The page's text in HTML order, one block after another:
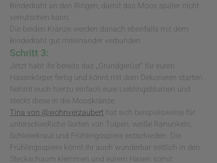
Bindedraht an den Ringen, damit das Moos später nicht
verrutschen kann.
Die beiden Kränze werden danach ebenfalls mit dem
Bindedraht gut miteinander verbunden.
Schritt 3:
Jetzt habt ihr bereits das „Grundgerüst“ für euren
Hasenkörper fertig und könnt mit dem Dekorieren starten.
Nehmt euch hierzu einfach eure Lieblingsblumen und
steckt diese in die Mooskränze.
Tina von @wohnverzaubert hat sich beispielsweise für
unterschiedliche Sorten von Tulpen, weiße Ranunkeln,
Schleierkraut und Frühlingsspiere entschieden. Die
Frühlingsspiere könnt ihr auch wunderbar seitlich in den
Steckschaum klemmen und eurem Hasen somit